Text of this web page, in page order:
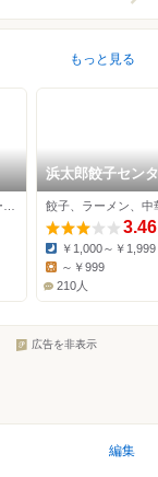
もっと見る
浜太郎餃子セン
餃子、ラーメン、中
3.46
Dinner:
￥1,000～￥1,999
～￥999
210人
広告を非表示
編集